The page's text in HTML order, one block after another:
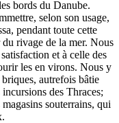
bords du Danube.
selon son usage,
pendant toute cette
rivage de la mer. Nous
et à celle des
les en virons. Nous y
autrefois bâtie
des Thraces;
souterrains, qui